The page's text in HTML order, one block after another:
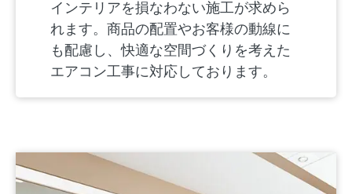
インテリアを損なわない施工が求めら
れます。商品の配置やお客様の動線に
も配慮し、快適な空間づくりを考えた
エアコン工事に対応しております。